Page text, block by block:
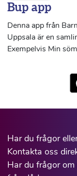
Bup app
Denna app från
Uppsala är en
Exempelvis Min
Har du frågor
Kontakta oss
Har du frågor